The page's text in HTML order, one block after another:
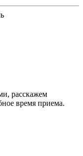
расскажем
время приема.